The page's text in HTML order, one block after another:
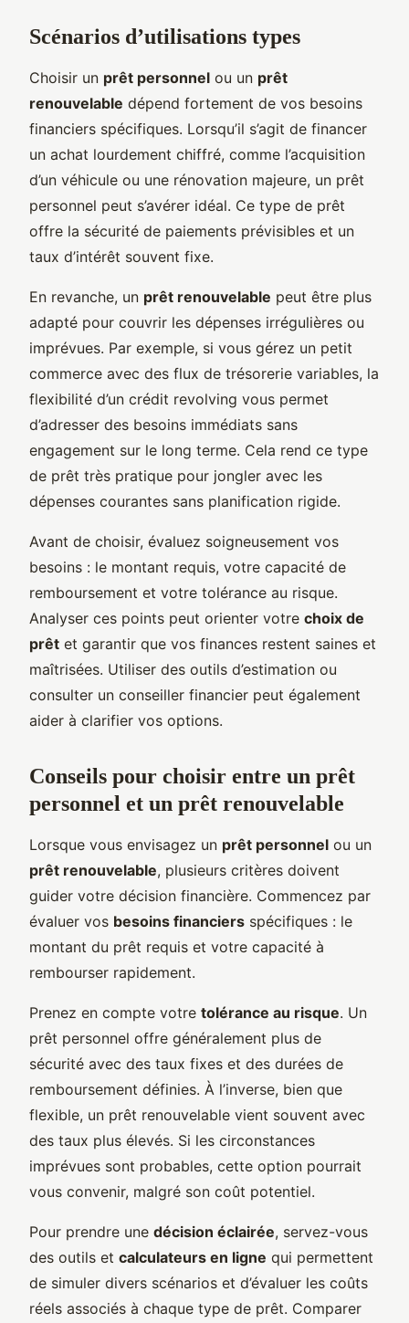
Scénarios d’utilisations types
Choisir un prêt personnel ou un prêt
renouvelable dépend fortement de vos besoins
financiers spécifiques. Lorsqu’il s’agit de financer
un achat lourdement chiffré, comme l’acquisition
d’un véhicule ou une rénovation majeure, un prêt
personnel peut s’avérer idéal. Ce type de prêt
offre la sécurité de paiements prévisibles et un
taux d’intérêt souvent fixe.
En revanche, un prêt renouvelable peut être plus
adapté pour couvrir les dépenses irrégulières ou
imprévues. Par exemple, si vous gérez un petit
commerce avec des flux de trésorerie variables, la
flexibilité d’un crédit revolving vous permet
d’adresser des besoins immédiats sans
engagement sur le long terme. Cela rend ce type
de prêt très pratique pour jongler avec les
dépenses courantes sans planification rigide.
Avant de choisir, évaluez soigneusement vos
besoins : le montant requis, votre capacité de
remboursement et votre tolérance au risque.
Analyser ces points peut orienter votre choix de
prêt et garantir que vos finances restent saines et
maîtrisées. Utiliser des outils d’estimation ou
consulter un conseiller financier peut également
aider à clarifier vos options.
Conseils pour choisir entre un prêt
personnel et un prêt renouvelable
Lorsque vous envisagez un prêt personnel ou un
prêt renouvelable, plusieurs critères doivent
guider votre décision financière. Commencez par
évaluer vos besoins financiers spécifiques : le
montant du prêt requis et votre capacité à
rembourser rapidement.
Prenez en compte votre tolérance au risque. Un
prêt personnel offre généralement plus de
sécurité avec des taux fixes et des durées de
remboursement définies. À l’inverse, bien que
flexible, un prêt renouvelable vient souvent avec
des taux plus élevés. Si les circonstances
imprévues sont probables, cette option pourrait
vous convenir, malgré son coût potentiel.
Pour prendre une décision éclairée, servez-vous
des outils et calculateurs en ligne qui permettent
de simuler divers scénarios et d’évaluer les coûts
réels associés à chaque type de prêt. Comparer